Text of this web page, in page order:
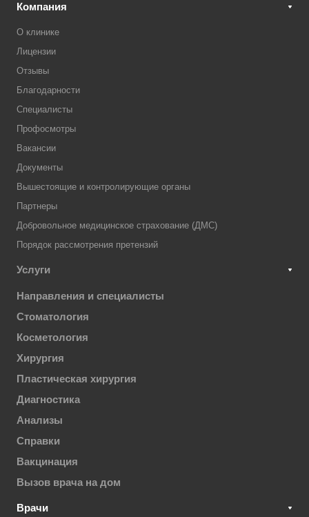
Компания
О клинике
Лицензии
Отзывы
Благодарности
Специалисты
Профосмотры
Вакансии
Документы
Вышестоящие и контролирующие органы
Партнеры
Добровольное медицинское страхование (ДМС)
Порядок рассмотрения претензий
Услуги
Направления и специалисты
Стоматология
Косметология
Хирургия
Пластическая хирургия
Диагностика
Анализы
Справки
Вакцинация
Вызов врача на дом
Врачи